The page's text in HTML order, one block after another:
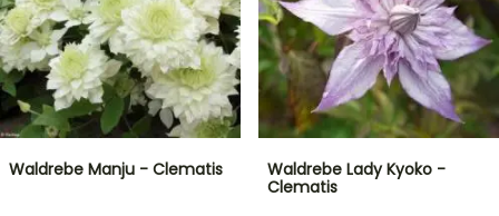
Waldrebe Manju - Clematis
Waldrebe Lady Kyoko -
Clematis